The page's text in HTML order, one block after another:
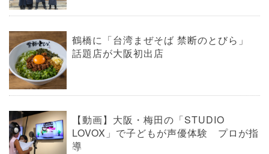
鶴橋に「台湾まぜそば 禁断のとびら」
話題店が大阪初出店
【動画】大阪・梅田の「STUDIO
LOVOX」で子どもが声優体験 プロが指
導